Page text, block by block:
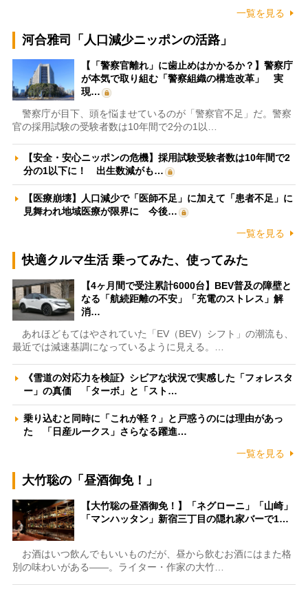
一覧を見る
河合雅司「人口減少ニッポンの活路」
【「警察官離れ」に歯止めはかかるか？】警察庁
が本気で取り組む「警察組織の構造改革」 実
現…
警察庁が目下、頭を悩ませているのが「警察官不足」だ。警察
官の採用試験の受験者数は10年間で2分の1以…
【安全・安心ニッポンの危機】採用試験受験者数は10年間で2
分の1以下に！ 出生数減がも…
【医療崩壊】人口減少で「医師不足」に加えて「患者不足」に
見舞われ地域医療が限界に 今後…
一覧を見る
快適クルマ生活 乗ってみた、使ってみた
【4ヶ月間で受注累計6000台】BEV普及の障壁と
なる「航続距離の不安」「充電のストレス」解
消…
あれほどもてはやされていた「EV（BEV）シフト」の潮流も、
最近では減速基調になっているように見える。…
《雪道の対応力を検証》シビアな状況で実感した「フォレスタ
ー」の真価 「ターボ」と「スト…
乗り込むと同時に「これが軽？」と戸惑うのには理由があっ
た 「日産ルークス」さらなる躍進…
一覧を見る
大竹聡の「昼酒御免！」
【大竹聡の昼酒御免！】「ネグローニ」「山崎」
「マンハッタン」新宿三丁目の隠れ家バーで1…
お酒はいつ飲んでもいいものだが、昼から飲むお酒にはまた格
別の味わいがある――。ライター・作家の大竹…